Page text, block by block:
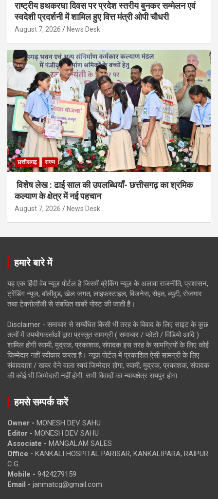
राष्ट्रीय हथकरघा दिवस पर प्रदेश स्तरीय बुनकर सम्मेलन एवं
स्वदेशी प्रदर्शनी में शामिल हुए वित्त मंत्री ओपी चौधरी
August 7, 2026 News Desk
छत्तीसगढ़ राज्य
विशेष लेख : ढाई साल की उपलब्धियाँ- छत्तीसगढ़ का श्रमिक
कल्याण के क्षेत्र में नई पहचान
August 7, 2026 News Desk
हमारे बारे में
यह एक हिंदी वेब न्यूज़ पोर्टल है जिसमें ब्रेकिंग न्यूज़ के अलावा राजनीति, प्रशासन,
ट्रेंडिंग न्यूज, बॉलीवुड, खेल जगत, लाइफस्टाइल, बिजनेस, सेहत, ब्यूटी, रोजगार
तथा टेक्नोलॉजी से संबंधित खबरें पोस्ट की जाती है।
Disclaimer - समाचार से सम्बंधित किसी भी तरह के विवाद के लिए साइट के कुछ
तत्वों में उपयोगकर्ताओं द्वारा प्रस्तुत सामग्री ( समाचार / फोटो / विडियो आदि )
शामिल होगी स्वामी, मुद्रक, प्रकाशक, संपादक इस तरह के सामग्रियों के लिए कोई
ज़िम्मेदार नहीं स्वीकार करता है। न्यूज़ पोर्टल में प्रकाशित ऐसी सामग्री के लिए
संवाददाता / खबर देने वाला स्वयं जिम्मेदार होगा, स्वामी, मुद्रक, प्रकाशक, संपादक
की कोई भी जिम्मेदारी नहीं होगी. सभी विवादों का न्यायक्षेत्र रायपुर होगा
हमसे सम्पर्क करें
Owner - MONESH DEV SAHU
Editor - MONESH DEV SAHU
Associate - MANGALAM SALES
Office - KANKALI HOSPITAL PARISAR, KANKALIPARA, RAIPUR
C.G.
Mobile - 9424279159
Email - janmatcg@gmail.com